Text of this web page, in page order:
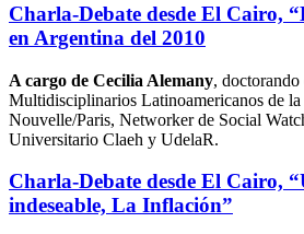
Charla-Debate desde El Cairo,
en Argentina del 2010
A cargo de Cecilia Alemany,
Multidisciplinarios Latinoamericanos de
Nouvelle/Paris, Networker de Social
Universitario Claeh y UdelaR.
Charla-Debate desde El Cairo,
indeseable, La Inflación”